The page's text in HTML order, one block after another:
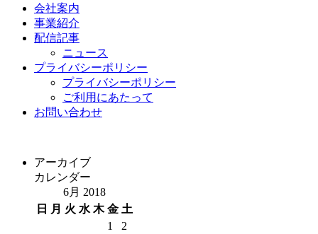
会社案内
事業紹介
配信記事
ニュース
プライバシーポリシー
プライバシーポリシー
ご利用にあたって
お問い合わせ
アーカイブ
カレンダー
6月 2018
日
月 火 水 木 金 土
1
2